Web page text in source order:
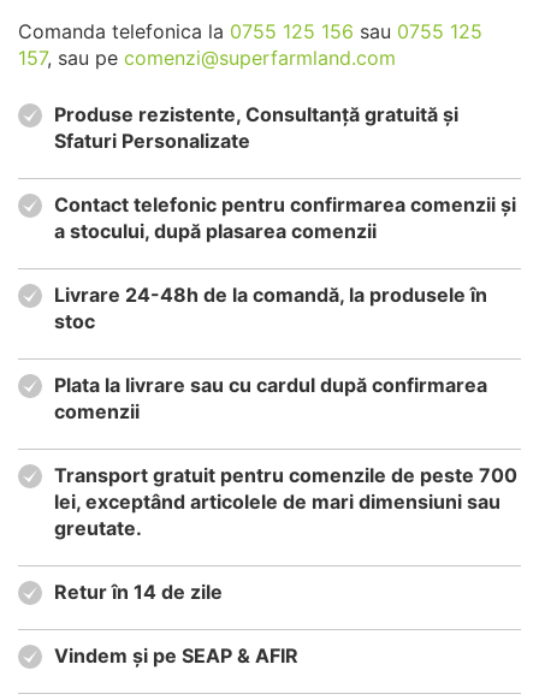
Comanda telefonica la 0755 125 156 sau 0755 125
157, sau pe comenzi@superfarmland.com
Produse rezistente, Consultanță gratuită și
Sfaturi Personalizate
Contact telefonic pentru confirmarea comenzii și
a stocului, după plasarea comenzii
Livrare 24-48h de la comandă, la produsele în
stoc
Plata la livrare sau cu cardul după confirmarea
comenzii
Transport gratuit pentru comenzile de peste 700
lei, exceptând articolele de mari dimensiuni sau
greutate.
Retur în 14 de zile
Vindem și pe SEAP & AFIR